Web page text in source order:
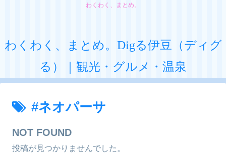
わくわく、まとめ。
わくわく、まとめ。Digる伊豆（ディグ
る）｜観光・グルメ・温泉
#ネオパーサ
NOT FOUND
投稿が見つかりませんでした。